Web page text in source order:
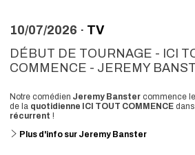
10/07/2026 · TV
DÉBUT DE TOURNAGE - ICI
COMMENCE - JEREMY
Notre comédien Jeremy Banstercommence
de la quotidienne ICI TOUT COMMENCEdans
récurrent !
Plus d'info sur Jeremy Banster